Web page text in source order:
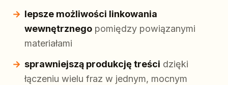
lepsze możliwości linkowania
wewnętrznego pomiędzy powiązanymi
materiałami
sprawniejszą produkcję treści dzięki
łączeniu wielu fraz w jednym, mocnym